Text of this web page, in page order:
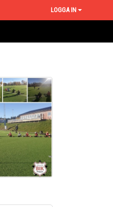
LOGGA IN